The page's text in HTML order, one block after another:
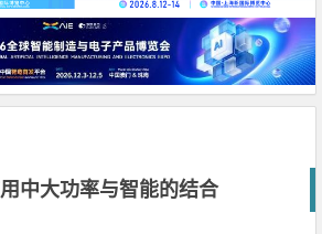
中大功率与智能的结合